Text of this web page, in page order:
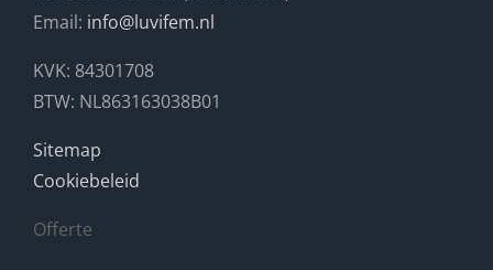
Email: info@luvifem.nl
KVK: 84301708
BTW: NL863163038B01
Sitemap
Cookiebeleid
Offerte